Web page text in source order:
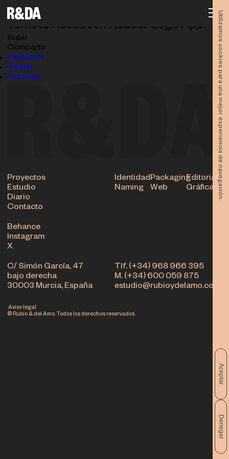
Utilizamos cookies para una mejor experiencia de navegación.
Aceptar
Denegar
14.04.2025
Tomoto Roadbook Reader Logo App
Subir
Compartir
Facebook
Twitter
Pinterest
Tlf. (+34) 968 966 395
M. (+34) 600 059 875
estudio@rubioydelamo.com
C/ Simón García, 47
bajo derecha
30003 Murcia, España
Proyectos
Estudio
Diario
Contacto
IdentidadPackagingEditorial
Naming
Web Gráfica
Behance
Instagram
X
© Rubio & del Amo. Todos los derechos reservados.
Aviso legal